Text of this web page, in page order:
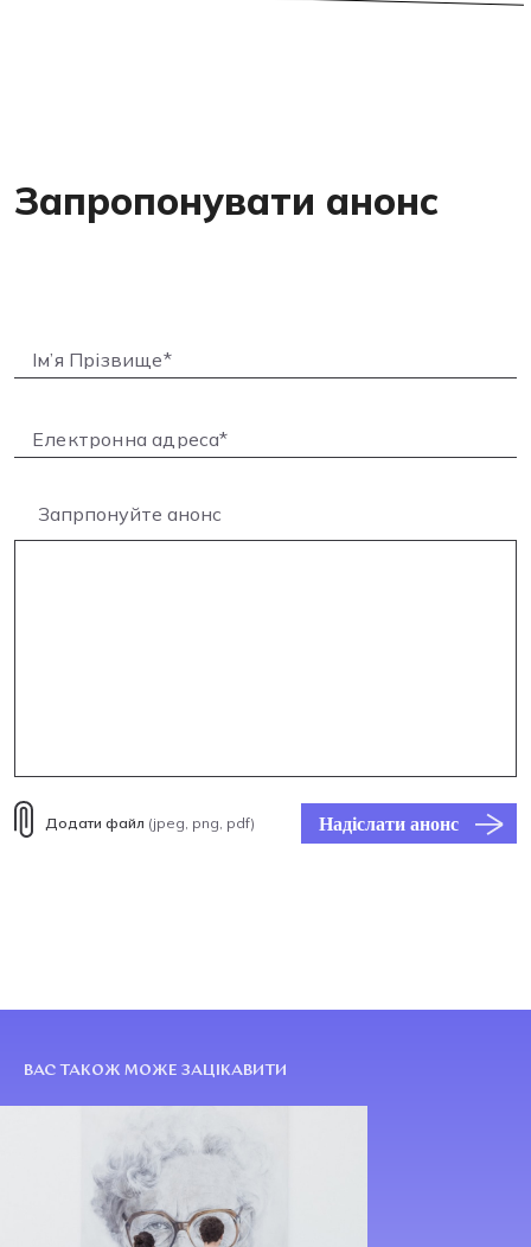
Запропонувати анонс
Запрпонуйте анонс
Додати файл (jpeg, png, pdf) Надіслати анонс
ВАС ТАКОЖ МОЖЕ ЗАЦІКАВИТИ